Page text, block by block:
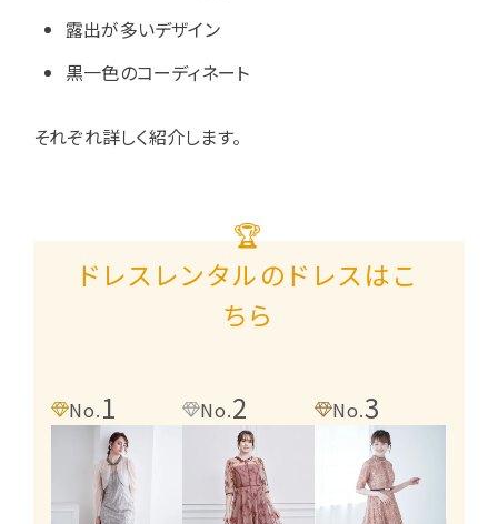
露出が多いデザイン
黒一色のコーディネート
それぞれ詳しく紹介します。
🏆
ドレスレンタルのドレスはこ
ちら
No.1 No.2 No.3